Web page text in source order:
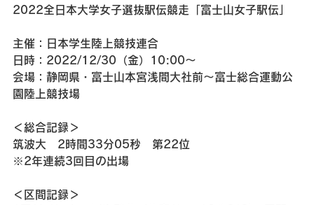
2022全日本大学女子選抜駅伝競走「富士山女子駅伝」
主催：日本学生陸上競技連合
日時：2022/12/30（金）10:00～
会場：静岡県・富士山本宮浅間大社前～富士総合運動公
園陸上競技場
＜総合記録＞
筑波大　2時間33分05秒　第22位
※2年連続3回目の出場
＜区間記録＞